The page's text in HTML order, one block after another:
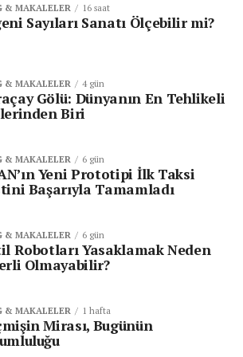
tavsiye ediliyor.
modern kimlik avı
her zaman parola çalmaya
gerçek platformlarda
de kötü niyetli kişiler
edilebildiğini belirterek dikkatli
uyarısında bulunuyor.
hangisi?
|Siber Güvenlik Haberleri
& MAKALELER 16 saat
Sayıları Sanatı Ölçebilir mi?
& MAKALELER 4 gün
Gölü: Dünyanın En Tehlikeli
Biri
& MAKALELER 6 gün
Yeni Prototipi İlk Taksi
Başarıyla Tamamladı
& MAKALELER 6 gün
Robotları Yasaklamak Neden
Olmayabilir?
& MAKALELER 1 hafta
Mirası, Bugünün